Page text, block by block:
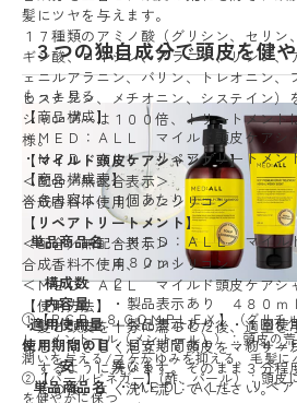
３つの独自成分で頭皮を健
①【ＲＣＰ－８ ＣＯＭＰＬＥＸ】（グリチ
Ｌ－メントール（メントール））：頭皮の
潤いを与える/フケかゆみを抑える、毛髪
②【パールビネガー】(酢、パール）：頭皮
を健やかに保つ
髪にツヤを与えます。
１７種類のアミノ酸（グリシン、セリン
ギン酸、ロイシン、アラニン、リシン、
ェニルアラニン、バリン、トレオニン、
ヒスチジン、メチオニン、システイン
シャンプーは１００倍、トリートメント
様。
【マイルド頭皮ケアシャンプー】
＜配合／無配合表示＞
合成香料不使用、ノンシリコン
【リペアトリートメント】
＜配合／無配合表示＞
合成香料不使用、ノンシリコン
＜ＭＥＤ：ＡＬＬ マイルド頭皮ケア
【使用方法】
・髪と頭皮を十分に濡らした後、適量を
布し、やさしく泡立てて頭皮をマッサー
するように洗います。そのまま３分程
その後、よく洗い流してください。
もっと見る
【商品構成】
・ＭＥＤ：ＡＬＬ マイルド頭皮ケア
・ＭＥＤ：ＡＬＬ リペアトリートメ
【商品構成表】
※各内容は、１個あたり
単品商品名 ・ＭＥＤ：ＡＬＬ マイル
４８０ｍｌ
構成数
２
内容量
・製品表示あり ４８０ｍｌ
適用使用量 ・製品表示あり ・１回
使用期間の目
安
・目安期間あり ：約４
異なる
単品商品名 ・ＭＥＤ：ＡＬＬ リペ